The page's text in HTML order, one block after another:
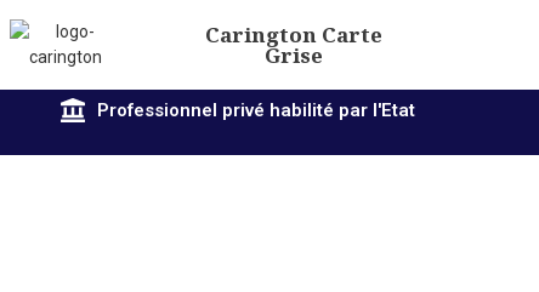
Carington Carte
Grise
Professionnel privé habilité par l'Etat